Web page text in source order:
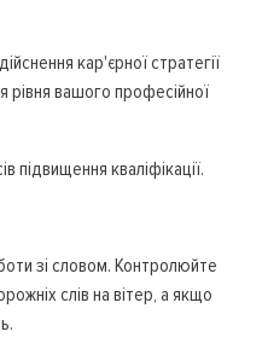
кар'єрної стратегії
рівня вашого професійної
підвищення кваліфікації.
зі словом. Контролюйте
слів на вітер, а якщо